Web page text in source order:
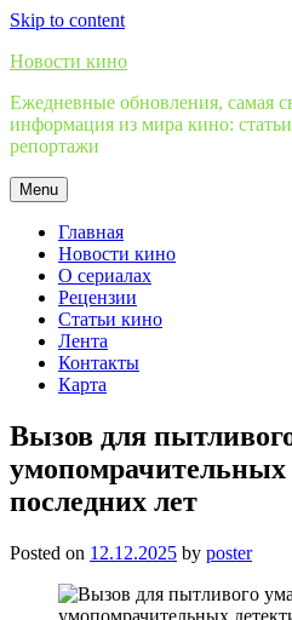
Skip to content
Новости кино
Ежедневные обновления, самая
информация из мира кино:
репортажи
Menu
Главная
Новости кино
О сериалах
Рецензии
Статьи кино
Лента
Контакты
Карта
Вызов для
умопомрачительных
последних лет
Posted on 12.12.2025 by poster